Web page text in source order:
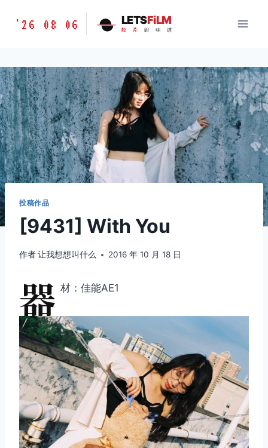
胶
味
道
LETSFILM
'26 08 06 LETSFiLM
胶 片 的 味 道
投稿作品
[9431] With You
作者让我想想叫什么 2016 年 10 月 18 日
器 材：佳能AE1